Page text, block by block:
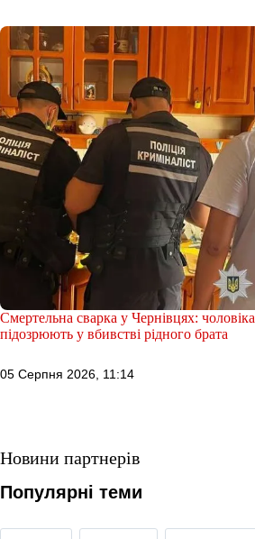
Смертельна сварка у Чернівцях: чоловіка
підозрюють у вбивстві рідного брата
05 Серпня 2026, 11:14
Новини партнерів
Популярні теми